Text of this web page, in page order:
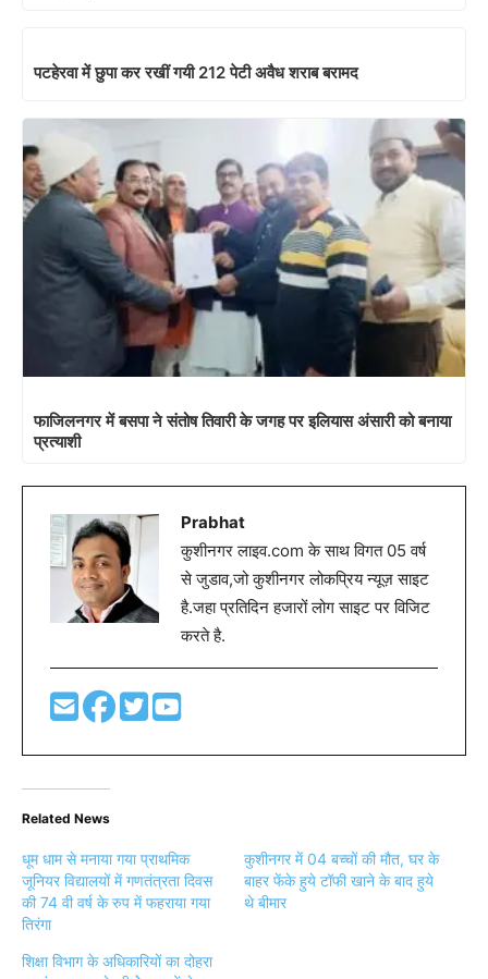
पटहेरवा में छुपा कर रखीं गयी 212 पेटी अवैध शराब बरामद
फाजिलनगर में बसपा ने संतोष तिवारी के जगह पर इलियास अंसारी को बनाया
प्रत्याशी
Prabhat
कुशीनगर लाइव.com के साथ विगत 05 वर्ष
से जुडाव,जो कुशीनगर लोकप्रिय न्यूज़ साइट
है.जहा प्रतिदिन हजारों लोग साइट पर विजिट
करते है.
Related News
धूम धाम से मनाया गया प्राथमिक
जूनियर विद्यालयों में गणतंत्रता दिवस
की 74 वी वर्ष के रुप में फहराया गया
तिरंगा
कुशीनगर में 04 बच्चों की मौत, घर के
बाहर फेंके हुये टॉफी खाने के बाद हुये
थे बीमार
शिक्षा विभाग के अधिकारियों का दोहरा